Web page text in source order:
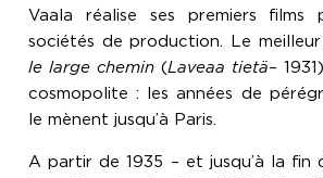
Vaala réalise ses premiers
sociétés de production. Le meilleur
le large chemin (Laveaa tietä–
cosmopolite : les années de
le mènent jusqu’à Paris.
A partir de 1935 – et jusqu’à la fin